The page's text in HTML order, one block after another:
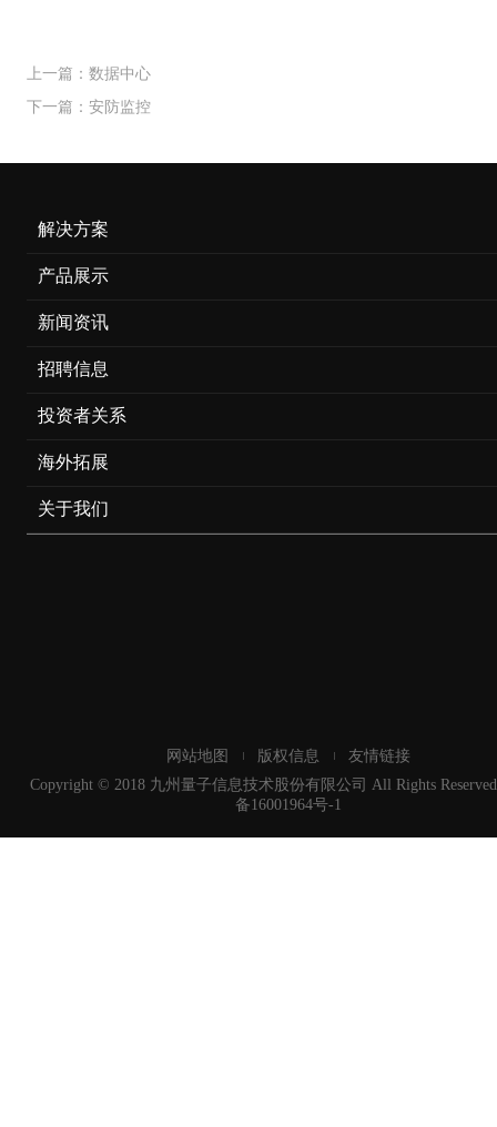
上一篇：数据中心
下一篇：安防监控
解决方案
产品展示
新闻资讯
招聘信息
投资者关系
海外拓展
关于我们
网站地图 版权信息
友情链接
Copyright © 2018 九州量子信息技术股份有限公司 All Rights
备16001964号-1